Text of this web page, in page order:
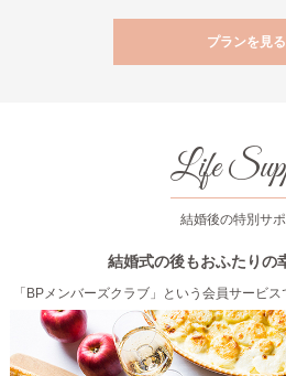
プランを見る
Life
結婚後の特別サポ
結婚式の後もおふたりの
「BPメンバーズクラブ」という会員サービ